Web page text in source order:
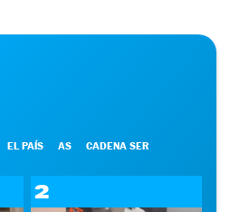
EL PAÍS AS CADENA SER
2